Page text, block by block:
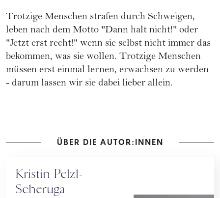
Trotzige Menschen strafen durch Schweigen,
leben nach dem Motto "Dann halt nicht!" oder
"Jetzt erst recht!" wenn sie selbst nicht immer das
bekommen, was sie wollen. Trotzige Menschen
müssen erst einmal lernen, erwachsen zu werden
- darum lassen wir sie dabei lieber allein.
ÜBER DIE AUTOR:INNEN
Kristin Pelzl-
Scheruga